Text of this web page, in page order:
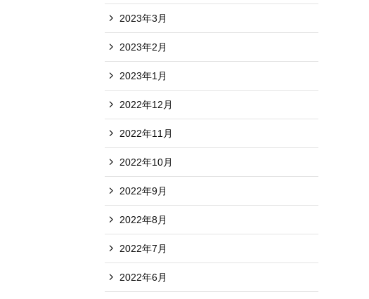
2023年3月
2023年2月
2023年1月
2022年12月
2022年11月
2022年10月
2022年9月
2022年8月
2022年7月
2022年6月